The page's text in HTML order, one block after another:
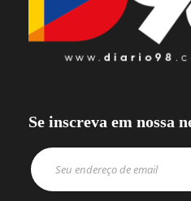
Se inscreva em nossa